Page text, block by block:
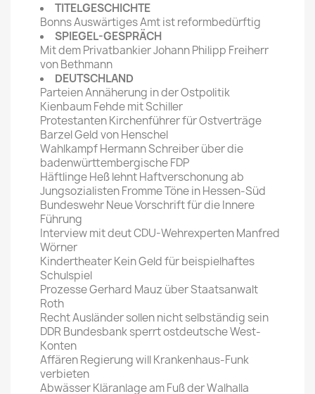
TITELGESCHICHTE
Bonns Auswärtiges Amt ist reformbedürftig
SPIEGEL-GESPRÄCH
Mit dem Privatbankier Johann Philipp Freiherr
von Bethmann
DEUTSCHLAND
Parteien Annäherung in der Ostpolitik
Kienbaum Fehde mit Schiller
Protestanten Kirchenführer für Ostverträge
Barzel Geld von Henschel
Wahlkampf Hermann Schreiber über die
badenwürttembergische FDP
Häftlinge Heß lehnt Haftverschonung ab
Jungsozialisten Fromme Töne in Hessen-Süd
Bundeswehr Neue Vorschrift für die Innere
Führung
Interview mit deut CDU-Wehrexperten Manfred
Wörner
Kindertheater Kein Geld für beispielhaftes
Schulspiel
Prozesse Gerhard Mauz über Staatsanwalt
Roth
Recht Ausländer sollen nicht selbständig sein
DDR Bundesbank sperrt ostdeutsche West-
Konten
Affären Regierung will Krankenhaus-Funk
verbieten
Abwässer Kläranlage am Fuß der Walhalla